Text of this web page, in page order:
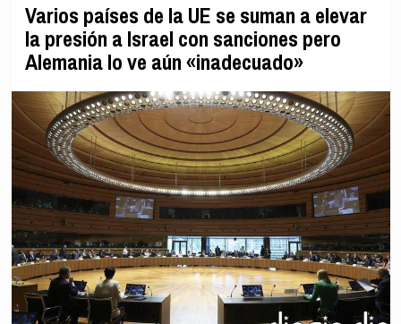
Varios países de la UE se suman a elevar
la presión a Israel con sanciones pero
Alemania lo ve aún «inadecuado»